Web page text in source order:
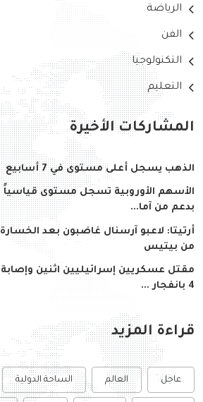
الرياضة
الفن
التكنولوجيا
التعليم
المشاركات الأخيرة
الذهب يسجل أعلى مستوى في 7 أسابيع
الأسهم الأوروبية تسجل مستوى قياسياً
بدعم من آما...
أرتيتا: لاعبو آرسنال غاضبون بعد الخسارة
من بيتيس
مقتل عسكريين إسرائيليين اثنين وإصابة
4 بانفجار ...
قراءة المزيد
عاجل العالم الساحة الدولية